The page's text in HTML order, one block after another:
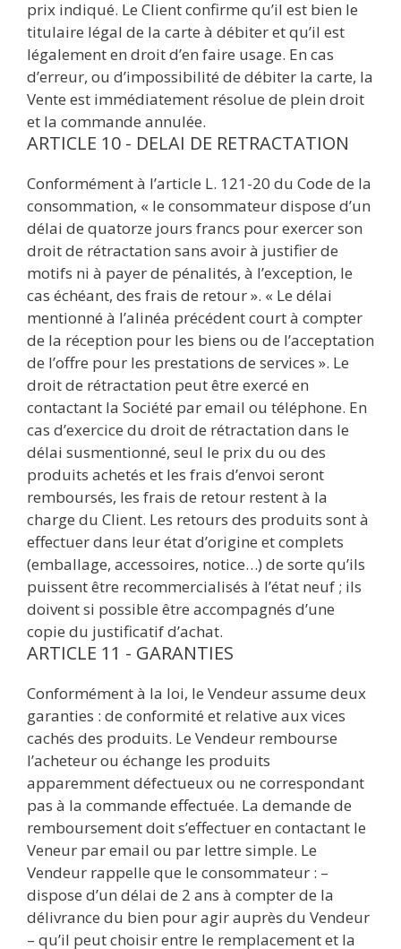
prix indiqué. Le Client confirme qu’il est bien le
titulaire légal de la carte à débiter et qu’il est
légalement en droit d’en faire usage. En cas
d’erreur, ou d’impossibilité de débiter la carte, la
Vente est immédiatement résolue de plein droit
et la commande annulée.
ARTICLE 10 - DELAI DE RETRACTATION
Conformément à l’article L. 121-20 du Code de la
consommation, « le consommateur dispose d’un
délai de quatorze jours francs pour exercer son
droit de rétractation sans avoir à justifier de
motifs ni à payer de pénalités, à l’exception, le
cas échéant, des frais de retour ». « Le délai
mentionné à l’alinéa précédent court à compter
de la réception pour les biens ou de l’acceptation
de l’offre pour les prestations de services ». Le
droit de rétractation peut être exercé en
contactant la Société par email ou téléphone. En
cas d’exercice du droit de rétractation dans le
délai susmentionné, seul le prix du ou des
produits achetés et les frais d’envoi seront
remboursés, les frais de retour restent à la
charge du Client. Les retours des produits sont à
effectuer dans leur état d’origine et complets
(emballage, accessoires, notice…) de sorte qu’ils
puissent être recommercialisés à l’état neuf ; ils
doivent si possible être accompagnés d’une
copie du justificatif d’achat.
ARTICLE 11 - GARANTIES
Conformément à la loi, le Vendeur assume deux
garanties : de conformité et relative aux vices
cachés des produits. Le Vendeur rembourse
l’acheteur ou échange les produits
apparemment défectueux ou ne correspondant
pas à la commande effectuée. La demande de
remboursement doit s’effectuer en contactant le
Veneur par email ou par lettre simple. Le
Vendeur rappelle que le consommateur : –
dispose d’un délai de 2 ans à compter de la
délivrance du bien pour agir auprès du Vendeur
– qu’il peut choisir entre le remplacement et la